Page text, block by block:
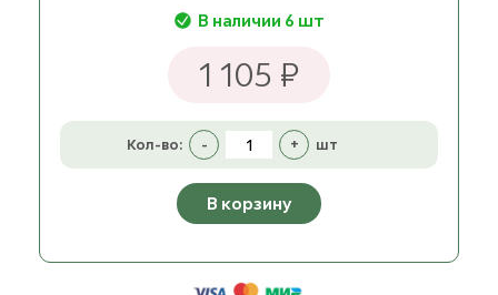
В наличии 6 шт
1 105 ₽
Кол-во: - + шт
В корзину